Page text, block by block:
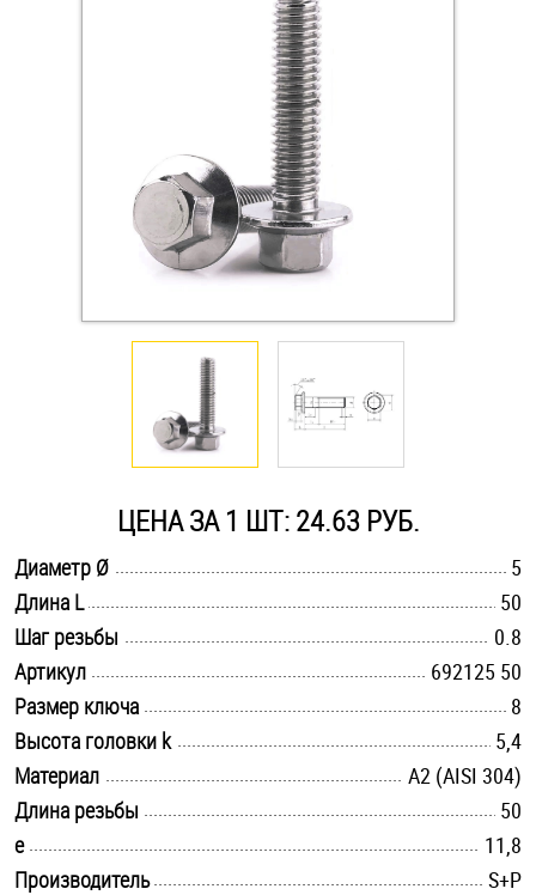
Заклепки (Гайки-Заклепки)
Крюки, кольца с метрической резьбой
Крюки, кольца с шурупной резьбой
Оснастка и аксессуары для яхт
Стопорные кольца
Такелаж
Хомуты
Шайбы
Шпильки
Шплинты
ЦЕНА ЗА 1 ШТ: 24.63 РУБ.
Диаметр Ø
5
Длина L
50
Шаг резьбы
0.8
Артикул
692125 50
Размер ключа
8
Высота головки k
5,4
Материал
А2 (AISI 304)
Длина резьбы
50
e
11,8
Производитель
S+P